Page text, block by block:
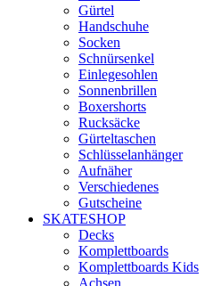
Gürtel
Handschuhe
Socken
Schnürsenkel
Einlegesohlen
Sonnenbrillen
Boxershorts
Rucksäcke
Gürteltaschen
Schlüsselanhänger
Aufnäher
Verschiedenes
Gutscheine
SKATESHOP
Decks
Komplettboards
Komplettboards Kids
Achsen